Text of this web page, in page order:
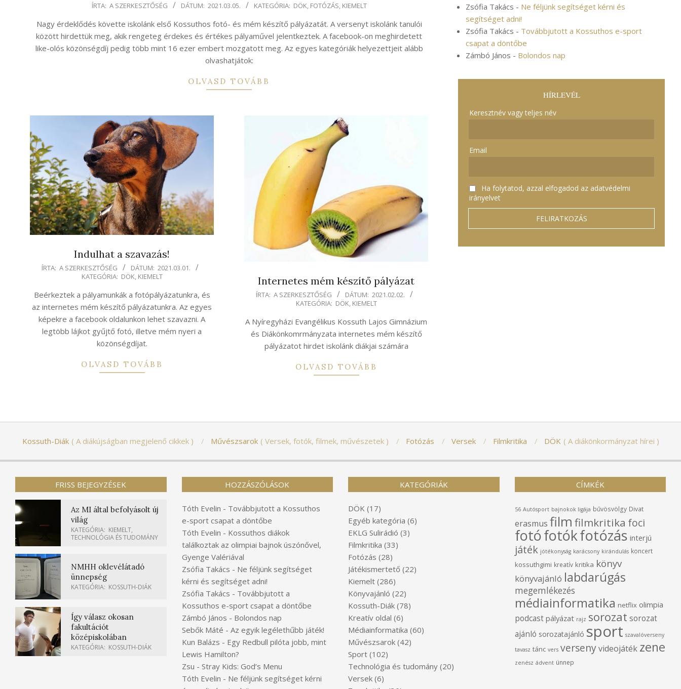
05
ÍRTA: A SZERKESZTŐSÉG DÁTUM: 2021.03.05. KATEGÓRIA: DÖK FOTÓZÁS KIEMELT
Nagy érdeklődés követte iskolánk első Kossuthos fotó- és mém készítő pályázatát. A versenyt iskolánk tanulói
között hirdettük meg, akik rengeteg érdekes és értékes pályaművel jelentkeztek. A facebook-on meghirdetett
like-olós közönségdíj pedig több mint 16 ezer embert mozgatott meg. Az egyes kategóriák helyezettjeit alább
olvashatjátok:
OLVASD TOVÁBB
Indulhat a szavazás!
2021-
01
ÍRTA: A SZERKESZTŐSÉG DÁTUM: 2021.03.01.
KATEGÓRIA: DÖK, KIEMELT
Beérkeztek a pályamunkák a fotópályázatunkra, és
az internetes mém készítő pályázatunkra. Az egyes
képekre a facebook oldalunkon lehet szavazni. A
legtöbb lájkot gyűjtő fotó, illetve mém nyeri a
közönségdíjat.
OLVASD TOVÁBB
Internetes mém készítő pályázat
2021-
02
ÍRTA: A SZERKESZTŐSÉG DÁTUM: 2021.02.02.
KATEGÓRIA: DÖK, KIEMELT
A Nyíregyházi Evangélikus Kossuth Lajos Gimnázium
és Diákönkomrmányzata internetes mém készítő
pályázatot hirdet iskolánk diákjai számára
OLVASD TOVÁBB
Zsófia Takács - Ne féljünk segítséget kérni és
segítséget adni!
Zsófia Takács - Továbbjutott a Kossuthos e-sport
csapat a döntőbe
Zámbó János - Bolondos nap
HÍRLEVÉL
Keresztnév vagy teljes név
Email
Ha folytatod, azzal elfogadod az adatvédelmi
irányelvet
Kossuth-Diák A diákújságban megjelenő cikkek Művészsarok Versek, fotók, filmek, művészetek Fotózás Versek Filmkritika DÖK A diákönkormányzat hírei
FRISS BEJEGYZÉSEK
Az MI által befolyásolt új
világ
KATEGÓRIA: KIEMELT,
TECHNOLÓGIA ÉS TUDOMÁNY
NMHH oklevélátadó
ünnepség
KATEGÓRIA: KOSSUTH-DIÁK
Így válasz okosan
fakultációt
középiskolában
KATEGÓRIA: KOSSUTH-DIÁK
HOZZÁSZÓLÁSOK
Tóth Evelin - Továbbjutott a Kossuthos
e-sport csapat a döntőbe
Tóth Evelin - Kossuthos diákok
találkoztak az olimpiai bajnok úszónővel,
Gyenge Valériával
Zsófia Takács - Ne féljünk segítséget
kérni és segítséget adni!
Zsófia Takács - Továbbjutott a
Kossuthos e-sport csapat a döntőbe
Zámbó János - Bolondos nap
Sebők Máté - Az egyik legélethűbb játék!
Kun Balázs - Egy Redbull pilóta jobb, mint
Lewis Hamilton?
Zsu - Stray Kids: God’s Menu
Tóth Evelin - Ne féljünk segítséget kérni
KATEGÓRIÁK
DÖK (17)
Egyéb kategória (6)
EKLG Sulirádió (3)
Filmkritika (33)
Fotózás (28)
Játékismertető (22)
Kiemelt (286)
Könyvajánló (22)
Kossuth-Diák (78)
Kreatív oldal (6)
Médiainformatika (60)
Művészsarok (42)
Sport (102)
Technológia és tudomány (20)
Versek (6)
CÍMKÉK
56 Autósport bajnokok ligája bűvösvölgy Divat
erasmus film filmkritika foci
fotófotókfotózás interjú
játék jótékonyság karácsony kirándulás koncert
kossuthgimi kreatív kritika könyv
könyvajánló labdarúgás
megemlékezés
médiainformatika netflix olimpia
podcast pályázat rajz sorozat sorozat
ajánló sorozatajánló sport szavalóverseny
tavasz tánc vers verseny videojáték zene
zenész ádvent ünnep